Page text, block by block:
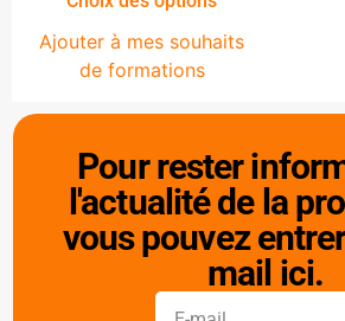
Ajouter à mes souhaits
de formations
Pour rester
l'actualité de la
vous pouvez
mail ici.